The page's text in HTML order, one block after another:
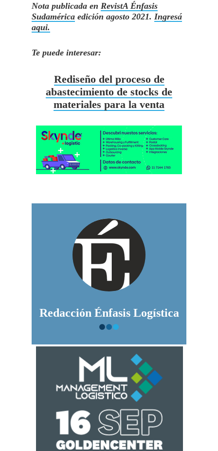
Nota publicada en RevistA Énfasis
Sudamérica edición agosto 2021. Ingresá
aqui.
Te puede interesar:
Rediseño del proceso de
abastecimiento de stocks de
materiales para la venta
Redacción Énfasis Logística